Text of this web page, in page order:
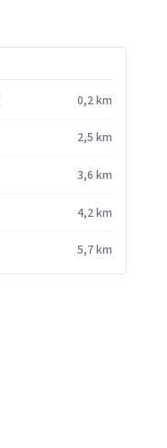
0,2 km
2,5 km
3,6 km
4,2 km
5,7 km